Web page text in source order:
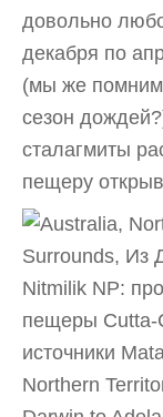
довольно
декабря по
(мы же
сезон
сталагмиты
пещеру